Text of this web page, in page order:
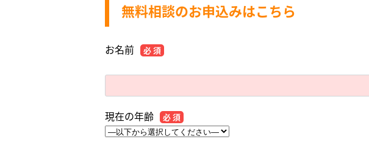
無料相談のお申込みはこちら
お名前 必 須
現在の年齢 必 須